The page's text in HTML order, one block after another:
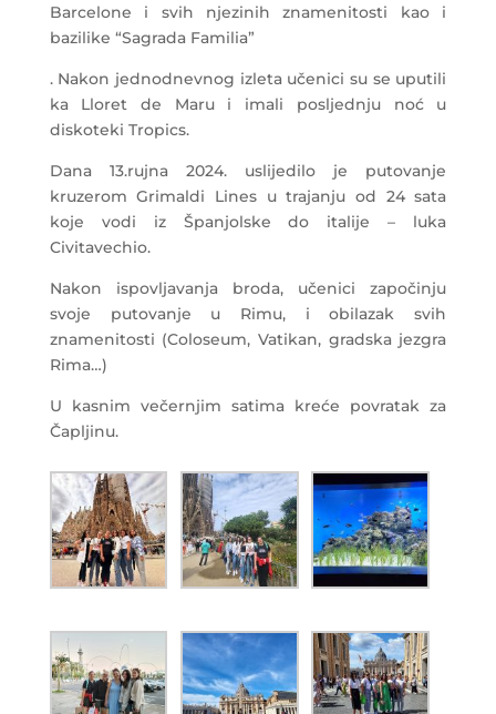
Barcelone i svih njezinih znamenitosti kao i
bazilike “Sagrada Familia”
. Nakon jednodnevnog izleta učenici su se uputili
ka Lloret de Maru i imali posljednju noć u
diskoteki Tropics.
Dana 13.rujna 2024. uslijedilo je putovanje
kruzerom Grimaldi Lines u trajanju od 24 sata
koje vodi iz Španjolske do italije – luka
Civitavechio.
Nakon ispovljavanja broda, učenici započinju
svoje putovanje u Rimu, i obilazak svih
znamenitosti (Coloseum, Vatikan, gradska jezgra
Rima…)
U kasnim večernjim satima kreće povratak za
Čapljinu.